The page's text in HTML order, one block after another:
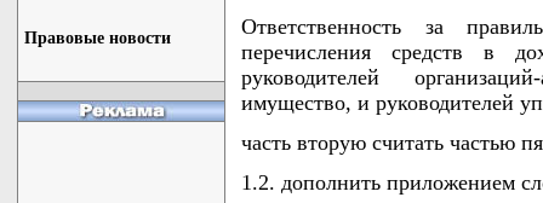
Правовые новости
Ответственность за
перечисления средств в
руководителей
имущество, и руководителей
часть вторую считать частью
1.2. дополнить приложением